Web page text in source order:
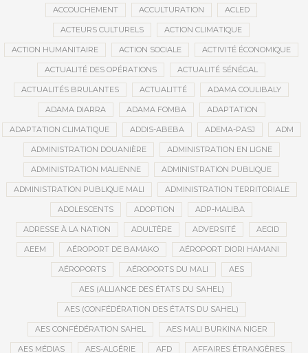
ACCOUCHEMENT ACCULTURATION ACLED
ACTEURS CULTURELS ACTION CLIMATIQUE
ACTION HUMANITAIRE ACTION SOCIALE ACTIVITÉ ÉCONOMIQUE
ACTUALITÉ DES OPÉRATIONS ACTUALITÉ SÉNÉGAL
ACTUALITÉS BRULANTES ACTUALITTÉ ADAMA COULIBALY
ADAMA DIARRA ADAMA FOMBA ADAPTATION
ADAPTATION CLIMATIQUE ADDIS-ABEBA ADEMA-PASJ ADM
ADMINISTRATION DOUANIÈRE ADMINISTRATION EN LIGNE
ADMINISTRATION MALIENNE ADMINISTRATION PUBLIQUE
ADMINISTRATION PUBLIQUE MALI ADMINISTRATION TERRITORIALE
ADOLESCENTS ADOPTION ADP-MALIBA
ADRESSE À LA NATION ADULTÈRE ADVERSITÉ AECID
AEEM AÉROPORT DE BAMAKO AÉROPORT DIORI HAMANI
AÉROPORTS AÉROPORTS DU MALI AES
AES (ALLIANCE DES ÉTATS DU SAHEL)
AES (CONFÉDÉRATION DES ÉTATS DU SAHEL)
AES CONFÉDÉRATION SAHEL AES MALI BURKINA NIGER
AES MÉDIAS AES-ALGÉRIE AFD AFFAIRES ÉTRANGÈRES